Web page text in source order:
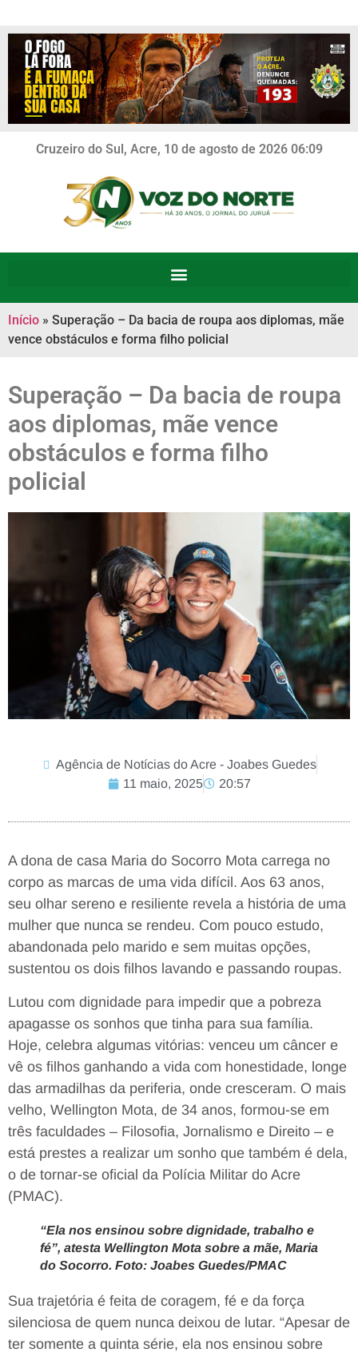
Cruzeiro do Sul, Acre, 10 de agosto de 2026 06:09
Início » Superação – Da bacia de roupa aos diplomas, mãe
vence obstáculos e forma filho policial
Superação – Da bacia de roupa
aos diplomas, mãe vence
obstáculos e forma filho
policial
Agência de Notícias do Acre - Joabes Guedes
11 maio, 2025
20:57
A dona de casa Maria do Socorro Mota carrega no
corpo as marcas de uma vida difícil. Aos 63 anos,
seu olhar sereno e resiliente revela a história de uma
mulher que nunca se rendeu. Com pouco estudo,
abandonada pelo marido e sem muitas opções,
sustentou os dois filhos lavando e passando roupas.
Lutou com dignidade para impedir que a pobreza
apagasse os sonhos que tinha para sua família.
Hoje, celebra algumas vitórias: venceu um câncer e
vê os filhos ganhando a vida com honestidade, longe
das armadilhas da periferia, onde cresceram. O mais
velho, Wellington Mota, de 34 anos, formou-se em
três faculdades – Filosofia, Jornalismo e Direito – e
está prestes a realizar um sonho que também é dela,
o de tornar-se oficial da Polícia Militar do Acre
(PMAC).
“Ela nos ensinou sobre dignidade, trabalho e
fé”, atesta Wellington Mota sobre a mãe, Maria
do Socorro. Foto: Joabes Guedes/PMAC
Sua trajetória é feita de coragem, fé e da força
silenciosa de quem nunca deixou de lutar. “Apesar de
ter somente a quinta série, ela nos ensinou sobre